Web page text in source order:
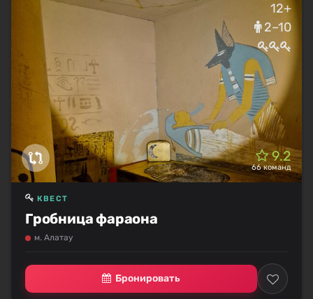
12+
2–10
9.2
66 команд
Гробница фараона
КВЕСТ
м. Алатау
Бронировать